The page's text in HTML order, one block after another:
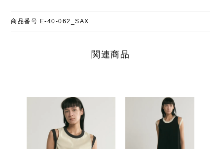
商品番号 E-40-062_SAX
関連商品